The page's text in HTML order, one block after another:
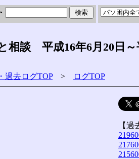
相談 平成16年6月20日～
過去ログTOP> ログTOP
【